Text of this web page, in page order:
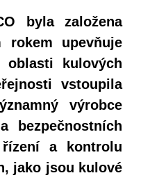
byla založena
upevňuje
kulových
vstoupila
výrobce
bezpečnostních
a kontrolu
jako jsou kulové